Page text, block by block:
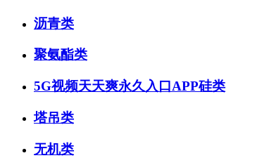
沥青类
聚氨酯类
5G视频天天爽永久入口APP硅类
塔吊类
无机类